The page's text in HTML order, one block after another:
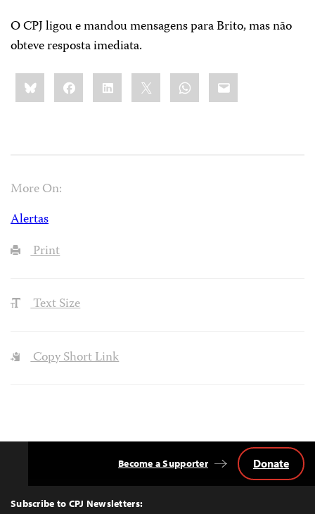
O CPJ ligou e mandou mensagens para Brito, mas não
obteve resposta imediata.
Share
this:BlueskyFacebookLinkedIn WhatsApp
Email
More On:
Alertas
Print
Text Size
Copy Short Link
Top
Subscribe to CPJ Newsletters:
Become a Supporter Donate